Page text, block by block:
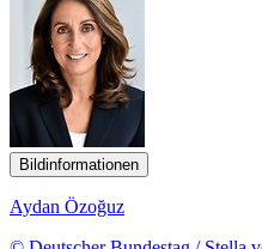
Bildinformationen
Aydan Özoğuz